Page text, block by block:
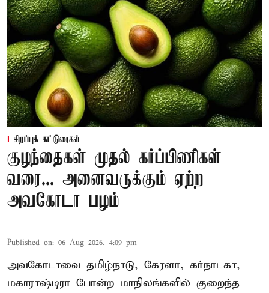
சிறப்புக் கட்டுரைகள்
குழந்தைகள் முதல் கர்ப்பிணிகள்
வரை... அனைவருக்கும் ஏற்ற
அவகோடா பழம்
Published on: 06 Aug 2026, 4:09 pm
அவகோடாவை தமிழ்நாடு, கேரளா, கர்நாடகா,
மகாராஷ்டிரா போன்ற மாநிலங்களில் குறைந்த